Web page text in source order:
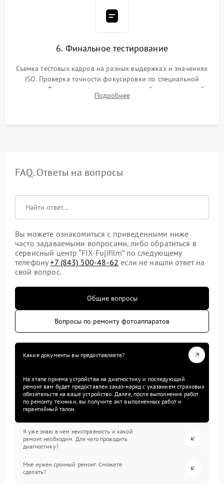
6. Финальное тестирование
Съемка тестовых кадров на разных выдержках и значениях
ISO. Проверка точности фокусировки по специальной
мишени. Тест записи на карту памяти, работы встроенной
вспышки, микрофона и всех кнопок управления.
Подробнее
FAQ. Ответы на вопросы
Вы можете ознакомиться с приведенными ниже
часто задаваемыми вопросами, либо обратиться в
сервисный центр “FIX-Fujifilm” по следующему
телефону+7 (843) 500-48-62 если не нашли ответ на
свой вопрос.
Общие вопросы
Вопросы по ремонту фотоаппаратов
Какие документы вы предоставляете?
На этапе приема устройства на диагностику и последующий
ремонт вам будет предоставлен заказ-наряд с указанием страховых
обязательств на ваше устройство. Далее, после выполнения работ
по ремонту техники, вы получите акт выполненных работ и
гарантийный талон.
Я уже знаю в чем неисправность и какой
ремонт необходим. Для чего проводить
диагностику?
Мне нужен срочный ремонт. Сможете
сделать?